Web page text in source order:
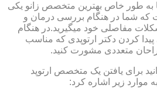
یا به طور خاص بهترین متخصص زانو یکی
که شما در هنگام بررسی درمان و
مفاصلی خود میگیرید.در هنگام
پیدا کردن دکتر ارتوپدی که مناسب
متعددی مشورت کنید.
برای یافتن یک متخصص ارتوپد
موارد زیر اشاره کرد: